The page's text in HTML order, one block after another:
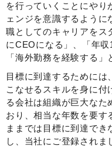
を行っていくことにやり
ェンジを意識するよう
職としてのキャリアをス
にCEOになる」、「年収
「海外勤務を経験する」
目標に到達するためには
こなせるスキルを身に付
る会社は組織が巨大なた
おり、相当な年数を要す
ままでは目標に到達で
し、当社にご登録されま